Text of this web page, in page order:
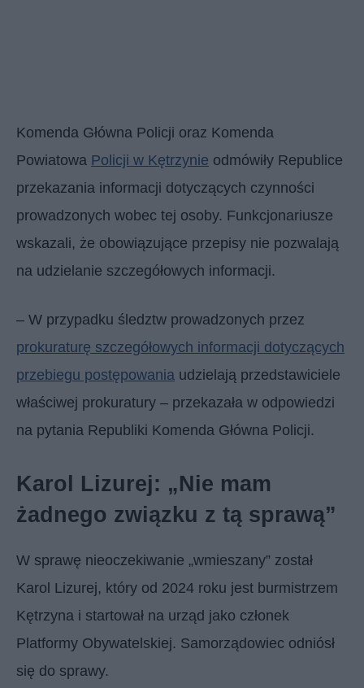
Komenda Główna Policji oraz Komenda
Powiatowa Policji w Kętrzynie odmówiły Republice
przekazania informacji dotyczących czynności
prowadzonych wobec tej osoby. Funkcjonariusze
wskazali, że obowiązujące przepisy nie pozwalają
na udzielanie szczegółowych informacji.
– W przypadku śledztw prowadzonych przez
prokuraturę szczegółowych informacji dotyczących
przebiegu postępowania udzielają przedstawiciele
właściwej prokuratury – przekazała w odpowiedzi
na pytania Republiki Komenda Główna Policji.
Karol Lizurej: „Nie mam
żadnego związku z tą sprawą”
W sprawę nieoczekiwanie „wmieszany” został
Karol Lizurej, który od 2024 roku jest burmistrzem
Kętrzyna i startował na urząd jako członek
Platformy Obywatelskiej. Samorządowiec odniósł
się do sprawy.